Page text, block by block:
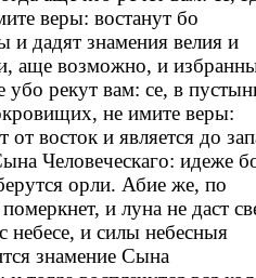
веры: востанут бо
дадят знамения велия и
аще возможно, и
рекут вам: се, в
не имите веры:
восток и является до
Человеческаго: идеже
орли. Абие же, по
и луна не даст
небесе, и силы небесныя
знамение Сына